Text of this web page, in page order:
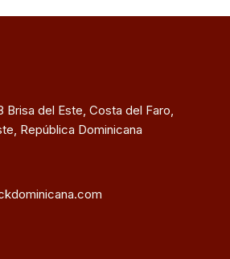
Brisa del Este, Costa del Faro,
República Dominicana